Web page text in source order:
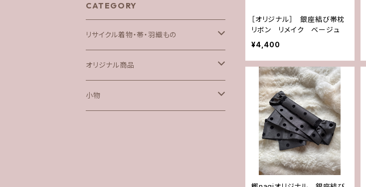
［オリジナル］ 銀座結び帯枕
リボン リメイク ベージュ
¥4,400
CATEGORY
リサイクル着物・帯・羽織もの
着物
帯
オリジナル商品
半衿ジレ
小物